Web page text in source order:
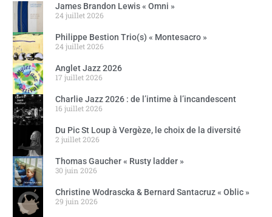
James Brandon Lewis « Omni »
24 juillet 2026
Philippe Bestion Trio(s) « Montesacro »
24 juillet 2026
Anglet Jazz 2026
17 juillet 2026
Charlie Jazz 2026 : de l’intime à l’incandescent
16 juillet 2026
Du Pic St Loup à Vergèze, le choix de la diversité
2 juillet 2026
Thomas Gaucher « Rusty ladder »
30 juin 2026
Christine Wodrascka & Bernard Santacruz « Oblic »
29 juin 2026